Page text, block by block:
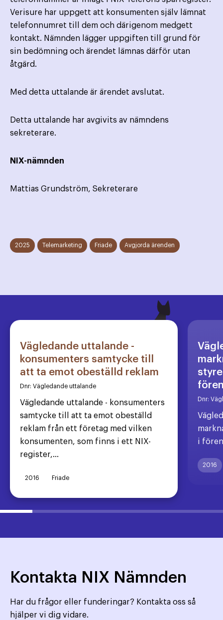
Verisure har uppgett att konsumenten själv lämnat
telefonnumret till dem och därigenom medgett
kontakt. Nämnden lägger uppgiften till grund för
sin bedömning och ärendet lämnas därför utan
åtgärd.
Med detta uttalande är ärendet avslutat.
Detta uttalande har avgivits av nämndens
sekreterare.
NIX-nämnden
Mattias Grundström, Sekreterare
2025 Telemarketing Friade Avgjorda ärenden
Vägledande uttalande -
konsumenters samtycke till
att ta emot obeställd reklam
Dnr: Vägledande uttalande
Vägledande uttalande - konsumenters
samtycke till att ta emot obeställd
reklam från ett företag med vilken
konsumenten, som finns i ett NIX-
register,...
2016 Friade
Dnr:
i
2016
Kontakta NIX Nämnden
Har du frågor eller funderingar? Kontakta oss så
hjälper vi dig vidare.